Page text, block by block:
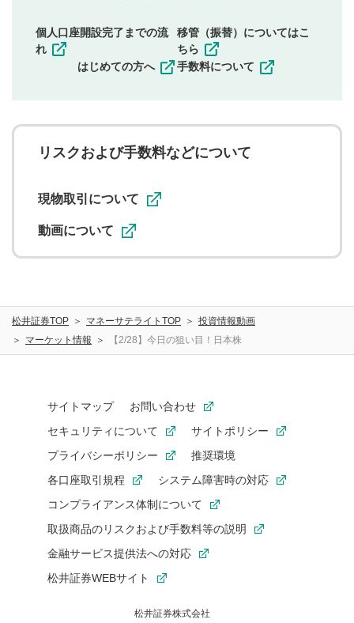
その他当社が不適切と判断した投稿
一度投稿した評価およびコメントの変更・削除はできま
ことを承諾したものとします。また、利用者は、コメント
に関する著作者人格権を行使しないことに同意します。利
用者が投稿したコメントは、当社サービスの広告・宣伝、
ることがあります。
個人口座開設完了までの流
れ
はじめての方へ
移管（振替）についてはこ
ちら
手数料について
リスクおよび手数料などについて
現物取引について
動画について
松井証券TOP マネーサテライトTOP
投資情報動画
マーケット情報
【2/28】今日の狙い目！日本株
サイトマップ
お問い合わせ
セキュリティについて
サイトポリシー
プライバシーポリシー
推奨環境
各口座取引規程
システム障害時の対応
コンプライアンス体制について
取扱商品のリスクおよび手数料等の説明
金融サービス提供法への対応
松井証券WEBサイト
松井証券株式会社